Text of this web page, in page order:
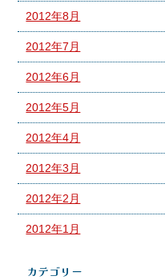
2012年8月
2012年7月
2012年6月
2012年5月
2012年4月
2012年3月
2012年2月
2012年1月
カテゴリー